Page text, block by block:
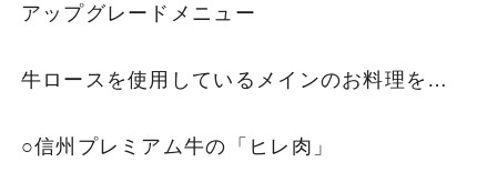
アップグレードメニュー
牛ロースを使用しているメインのお料理を…
○信州プレミアム牛の「ヒレ肉」